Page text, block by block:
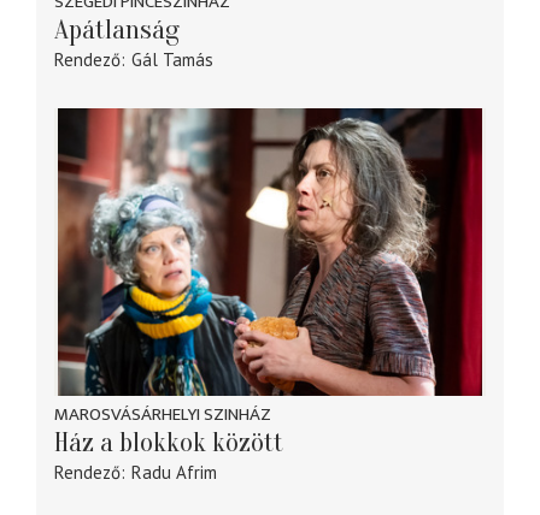
Apátlanság
Rendező Gál Tamás
MAROSVÁSÁRHELYI SZINHÁZ
Ház a blokkok között
Rendező Radu Afrim